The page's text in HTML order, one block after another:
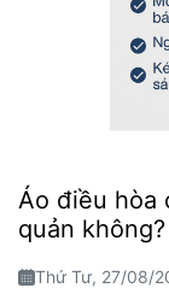
Áo điều hòa
quản không?
Thứ Tư, 27/08/